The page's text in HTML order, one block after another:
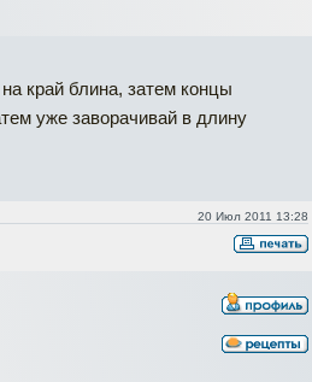
край блина, затем концы
уже заворачивай в длину
20 Июл 2011 13:28